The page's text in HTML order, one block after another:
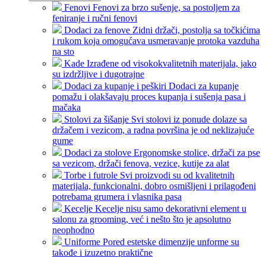
Fenovi Fenovi za brzo sušenje, sa postoljem za
feniranje i ručni fenovi
Dodaci za fenove Zidni držači, postolja sa točkićima
i rukom koja omogućava usmeravanje protoka vazduha
na sto
Kade Izrađene od visokokvalitetnih materijala, jako
su izdržljive i dugotrajne
Dodaci za kupanje i peškiri Dodaci za kupanje
pomažu i olakšavaju proces kupanja i sušenja pasa i
mačaka
Stolovi za šišanje Svi stolovi iz ponude dolaze sa
držačem i vezicom, a radna površina je od neklizajuće
gume
Dodaci za stolove Ergonomske stolice, držači za pse
sa vezicom, držači fenova, vezice, kutije za alat
Torbe i futrole Svi proizvodi su od kvalitetnih
materijala, funkcionalni, dobro osmišljeni i prilagođeni
potrebama grumera i vlasnika pasa
Kecelje Kecelje nisu samo dekorativni element u
salonu za grooming, već i nešto što je apsolutno
neophodno
Uniforme Pored estetske dimenzije unforme su
takođe i izuzetno praktične